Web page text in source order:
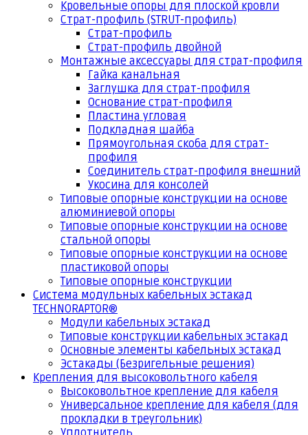
Кровельные опоры для плоской кровли
Страт-профиль (STRUT-профиль)
Страт-профиль
Страт-профиль двойной
Монтажные аксессуары для страт-профиля
Гайка канальная
Заглушка для страт-профиля
Основание страт-профиля
Пластина угловая
Подкладная шайба
Прямоугольная скоба для страт-
профиля
Соединитель страт-профиля внешний
Укосина для консолей
Типовые опорные конструкции на основе
алюминиевой опоры
Типовые опорные конструкции на основе
стальной опоры
Типовые опорные конструкции на основе
пластиковой опоры
Типовые опорные конструкции
Система модульных кабельных эстакад
TECHNORAPTOR®
Модули кабельных эстакад
Типовые конструкции кабельных эстакад
Основные элементы кабельных эстакад
Эстакады (Безригельные решения)
Крепления для высоковольтного кабеля
Высоковольтное крепление для кабеля
Универсальное крепление для кабеля (для
прокладки в треугольник)